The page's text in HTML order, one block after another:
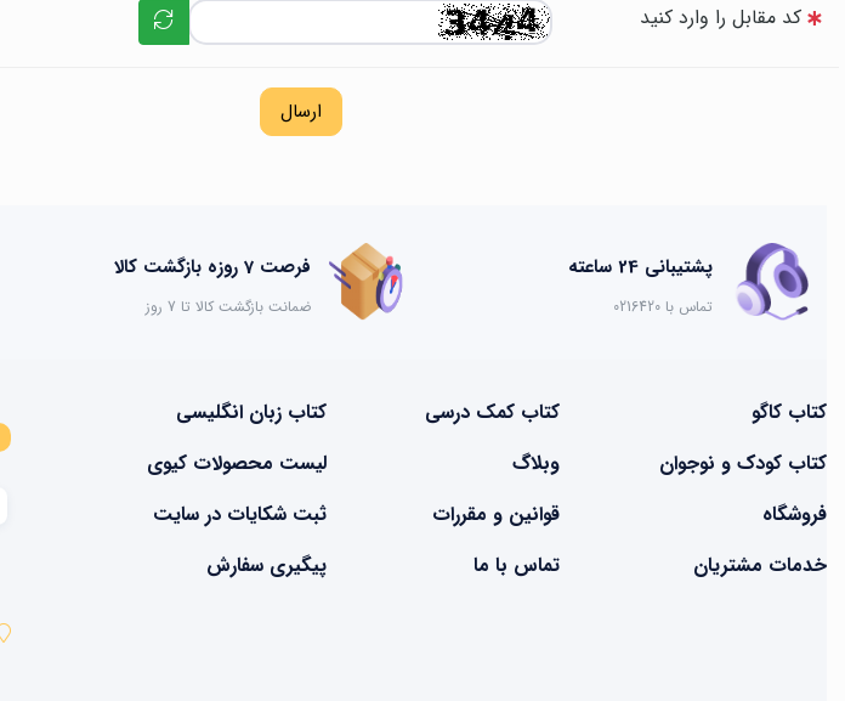
کد مقابل را وارد کنید
ارسال
پشتیبانی 24 ساعته
تماس با 0216420
فرصت 7 روزه بازگشت کالا
ضمانت بازگشت کالا تا 7 روز
کتاب کاگو کتاب‌‌ کمک درسی
کتاب زبان انگلیسی
کتاب کودک و نوجوان
وبلاگ
لیست محصولات کیوی
فروشگاه
قوانین و مقررات
ثبت شکایات در سایت
خدمات مشتریان
تماس با ما پیگیری سفارش